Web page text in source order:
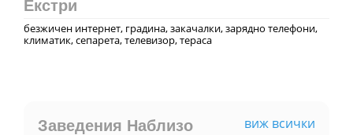
Екстри
безжичен интернет, градина, закачалки, зарядно телефони,
климатик, сепарета, телевизор, тераса
Заведения Наблизо виж всички